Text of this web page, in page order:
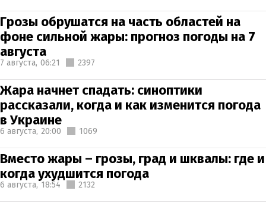
Грозы обрушатся на часть областей на
фоне сильной жары: прогноз погоды на 7
августа
7 августа, 06:21 2397
Жара начнет спадать: синоптики
рассказали, когда и как изменится погода
в Украине
6 августа, 20:00 1069
Вместо жары – грозы, град и шквалы: где и
когда ухудшится погода
6 августа, 18:54 2132